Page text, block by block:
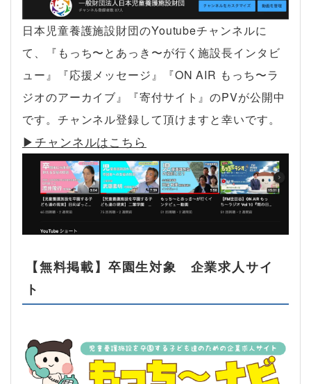
日本児童養護施設財団のYoutubeチャンネルに
て、『もっち〜とあっき〜が行く施設長インタビ
ュー』『応援メッセージ』『ON AIR もっち〜ラ
ジオのアーカイブ』『寄付サイト』のPVが公開中
です。チャンネル登録して頂けますと幸いです。
▶︎チャンネルはこちら
【無料掲載】卒園生対象 企業求人サイ
ト